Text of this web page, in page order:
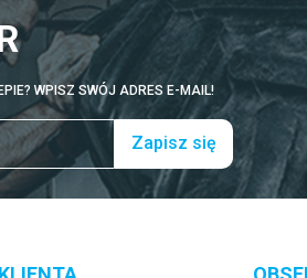
WPISZ SWÓJ ADRES E-MAIL!
Zapisz się